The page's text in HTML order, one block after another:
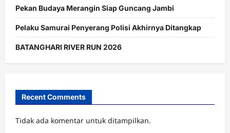
Pekan Budaya Merangin Siap Guncang Jambi
Pelaku Samurai Penyerang Polisi Akhirnya Ditangkap
BATANGHARI RIVER RUN 2026
Recent Comments
Tidak ada komentar untuk ditampilkan.